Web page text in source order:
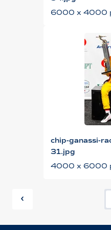
6000 x 4000
chip-ganassi-
31.jpg
4000 x 6000